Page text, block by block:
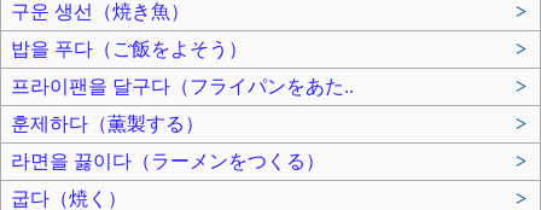
구운 생선（焼き魚）
>
밥을 푸다（ご飯をよそう）
>
프라이팬을 달구다（フライパンをあた..
>
훈제하다（薫製する）
>
라면을 끓이다（ラーメンをつくる）
>
굽다（焼く）
>